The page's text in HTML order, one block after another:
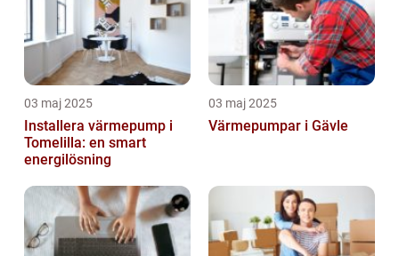
03 maj 2025
Installera värmepump i
Tomelilla: en smart
energilösning
03 maj 2025
Värmepumpar i Gävle